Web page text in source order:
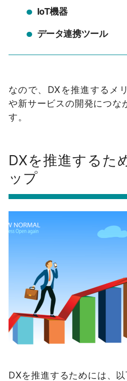
IoT機器
データ連携ツール
なので、DXを推進するメ
や新サービスの開発につな
す。
DXを推進するた
ップ
DXを推進するためには、